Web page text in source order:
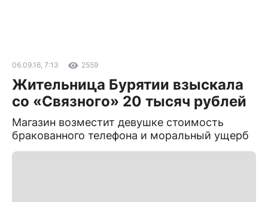
06.09.16, 7:13 2559
Жительница Бурятии взыскала
со «Связного» 20 тысяч рублей
Магазин возместит девушке стоимость
бракованного телефона и моральный ущерб